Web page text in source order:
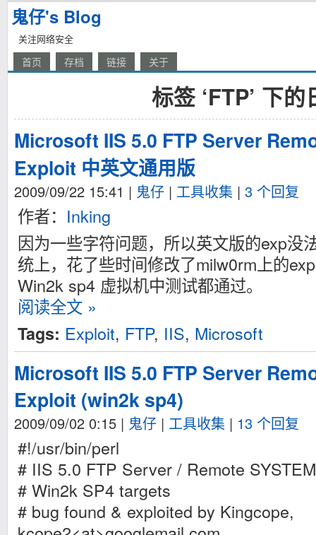
鬼仔's Blog
关注网络安全
首页 存档 链接 关于
标签 ‘FTP’ 下的
Microsoft IIS 5.0 FTP Server
Exploit 中英文通用版
2009/09/22 15:41 | 鬼仔 | 工具收集 | 3 个回复
作者： Inking
因为一些字符问题，所以英文版的exp没
统上，花了些时间修改了milw0rm上的
Win2k sp4 虚拟机中测试都通过。
阅读全文 »
Tags: Exploit, FTP, IIS, Microsoft
Microsoft IIS 5.0 FTP Server
Exploit (win2k sp4)
2009/09/02 0:15 | 鬼仔 | 工具收集 | 13 个回复
#!/usr/bin/perl
# IIS 5.0 FTP Server / Remote
# Win2k SP4 targets
# bug found & exploited by Kingcope,